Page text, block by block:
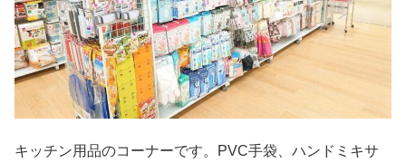
キッチン用品のコーナーです。PVC手袋、ハンドミキサ